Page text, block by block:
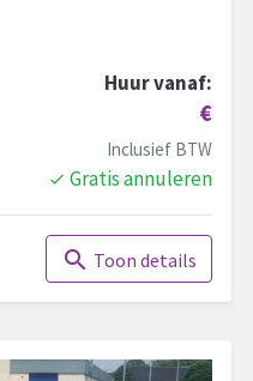
Huur vanaf:
€
Inclusief BTW
done Gratis annuleren
search Toon details